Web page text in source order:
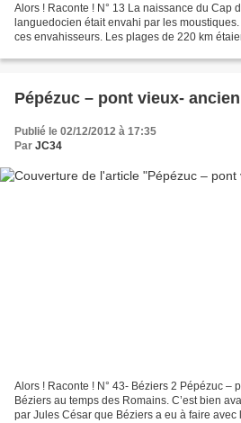
Alors ! Raconte ! N° 13 La naissance du Cap
languedocien était envahi par les
ces envahisseurs. Les plages de 220 km
Pépézuc – pont vieux-
Publié le 02/12/2012 à 17:35
Par JC34
Alors ! Raconte ! N° 43- Béziers 2 Pépézuc –
Béziers au temps des Romains. C’est bien
par Jules César que Béziers a eu à faire avec